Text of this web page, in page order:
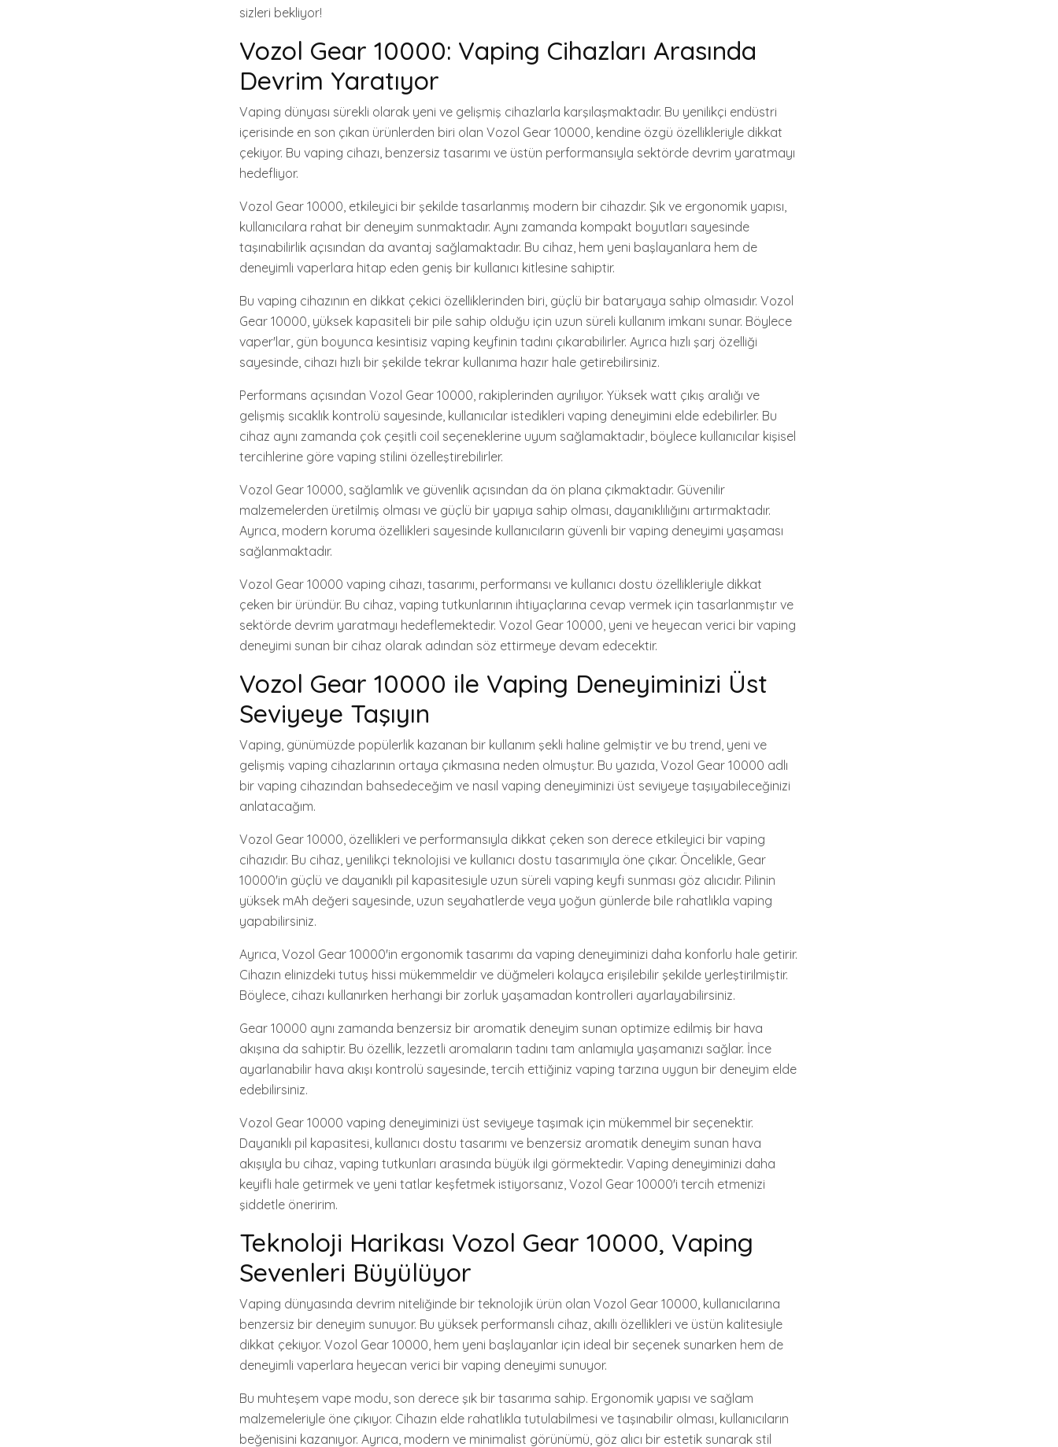
sizleri bekliyor!
Vozol Gear 10000: Vaping Cihazları Arasında
Devrim Yaratıyor
Vaping dünyası sürekli olarak yeni ve gelişmiş cihazlarla karşılaşmaktadır. Bu yenilikçi endüstri
içerisinde en son çıkan ürünlerden biri olan Vozol Gear 10000, kendine özgü özellikleriyle dikkat
çekiyor. Bu vaping cihazı, benzersiz tasarımı ve üstün performansıyla sektörde devrim yaratmayı
hedefliyor.
Vozol Gear 10000, etkileyici bir şekilde tasarlanmış modern bir cihazdır. Şık ve ergonomik yapısı,
kullanıcılara rahat bir deneyim sunmaktadır. Aynı zamanda kompakt boyutları sayesinde
taşınabilirlik açısından da avantaj sağlamaktadır. Bu cihaz, hem yeni başlayanlara hem de
deneyimli vaperlara hitap eden geniş bir kullanıcı kitlesine sahiptir.
Bu vaping cihazının en dikkat çekici özelliklerinden biri, güçlü bir bataryaya sahip olmasıdır. Vozol
Gear 10000, yüksek kapasiteli bir pile sahip olduğu için uzun süreli kullanım imkanı sunar. Böylece
vaper'lar, gün boyunca kesintisiz vaping keyfinin tadını çıkarabilirler. Ayrıca hızlı şarj özelliği
sayesinde, cihazı hızlı bir şekilde tekrar kullanıma hazır hale getirebilirsiniz.
Performans açısından Vozol Gear 10000, rakiplerinden ayrılıyor. Yüksek watt çıkış aralığı ve
gelişmiş sıcaklık kontrolü sayesinde, kullanıcılar istedikleri vaping deneyimini elde edebilirler. Bu
cihaz aynı zamanda çok çeşitli coil seçeneklerine uyum sağlamaktadır, böylece kullanıcılar kişisel
tercihlerine göre vaping stilini özelleştirebilirler.
Vozol Gear 10000, sağlamlık ve güvenlik açısından da ön plana çıkmaktadır. Güvenilir
malzemelerden üretilmiş olması ve güçlü bir yapıya sahip olması, dayanıklılığını artırmaktadır.
Ayrıca, modern koruma özellikleri sayesinde kullanıcıların güvenli bir vaping deneyimi yaşaması
sağlanmaktadır.
Vozol Gear 10000 vaping cihazı, tasarımı, performansı ve kullanıcı dostu özellikleriyle dikkat
çeken bir üründür. Bu cihaz, vaping tutkunlarının ihtiyaçlarına cevap vermek için tasarlanmıştır ve
sektörde devrim yaratmayı hedeflemektedir. Vozol Gear 10000, yeni ve heyecan verici bir vaping
deneyimi sunan bir cihaz olarak adından söz ettirmeye devam edecektir.
Vozol Gear 10000 ile Vaping Deneyiminizi Üst
Seviyeye Taşıyın
Vaping, günümüzde popülerlik kazanan bir kullanım şekli haline gelmiştir ve bu trend, yeni ve
gelişmiş vaping cihazlarının ortaya çıkmasına neden olmuştur. Bu yazıda, Vozol Gear 10000 adlı
bir vaping cihazından bahsedeceğim ve nasıl vaping deneyiminizi üst seviyeye taşıyabileceğinizi
anlatacağım.
Vozol Gear 10000, özellikleri ve performansıyla dikkat çeken son derece etkileyici bir vaping
cihazıdır. Bu cihaz, yenilikçi teknolojisi ve kullanıcı dostu tasarımıyla öne çıkar. Öncelikle, Gear
10000'in güçlü ve dayanıklı pil kapasitesiyle uzun süreli vaping keyfi sunması göz alıcıdır. Pilinin
yüksek mAh değeri sayesinde, uzun seyahatlerde veya yoğun günlerde bile rahatlıkla vaping
yapabilirsiniz.
Ayrıca, Vozol Gear 10000'in ergonomik tasarımı da vaping deneyiminizi daha konforlu hale getirir.
Cihazın elinizdeki tutuş hissi mükemmeldir ve düğmeleri kolayca erişilebilir şekilde yerleştirilmiştir.
Böylece, cihazı kullanırken herhangi bir zorluk yaşamadan kontrolleri ayarlayabilirsiniz.
Gear 10000 aynı zamanda benzersiz bir aromatik deneyim sunan optimize edilmiş bir hava
akışına da sahiptir. Bu özellik, lezzetli aromaların tadını tam anlamıyla yaşamanızı sağlar. İnce
ayarlanabilir hava akışı kontrolü sayesinde, tercih ettiğiniz vaping tarzına uygun bir deneyim elde
edebilirsiniz.
Vozol Gear 10000 vaping deneyiminizi üst seviyeye taşımak için mükemmel bir seçenektir.
Dayanıklı pil kapasitesi, kullanıcı dostu tasarımı ve benzersiz aromatik deneyim sunan hava
akışıyla bu cihaz, vaping tutkunları arasında büyük ilgi görmektedir. Vaping deneyiminizi daha
keyifli hale getirmek ve yeni tatlar keşfetmek istiyorsanız, Vozol Gear 10000'i tercih etmenizi
şiddetle öneririm.
Teknoloji Harikası Vozol Gear 10000, Vaping
Sevenleri Büyülüyor
Vaping dünyasında devrim niteliğinde bir teknolojik ürün olan Vozol Gear 10000, kullanıcılarına
benzersiz bir deneyim sunuyor. Bu yüksek performanslı cihaz, akıllı özellikleri ve üstün kalitesiyle
dikkat çekiyor. Vozol Gear 10000, hem yeni başlayanlar için ideal bir seçenek sunarken hem de
deneyimli vaperlara heyecan verici bir vaping deneyimi sunuyor.
Bu muhteşem vape modu, son derece şık bir tasarıma sahip. Ergonomik yapısı ve sağlam
malzemeleriyle öne çıkıyor. Cihazın elde rahatlıkla tutulabilmesi ve taşınabilir olması, kullanıcıların
beğenisini kazanıyor. Ayrıca, modern ve minimalist görünümü, göz alıcı bir estetik sunarak stil